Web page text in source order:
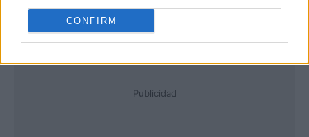
CONFIRM
Publicidad